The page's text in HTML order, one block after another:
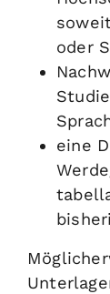
oder
eine